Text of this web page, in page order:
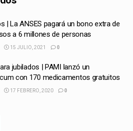
| La ANSES pagará un bono extra de
a 6 millones de personas
15 JULIO, 2021 0
jubilados | PAMI lanzó un
con 170 medicamentos gratuitos
17 FEBRERO, 2020 0